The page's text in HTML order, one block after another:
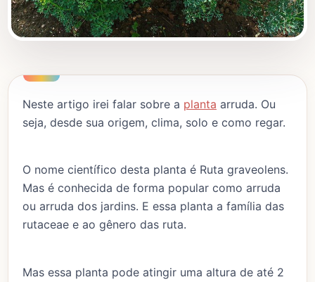
Neste artigo irei falar sobre a planta arruda. Ou
seja, desde sua origem, clima, solo e como regar.
O nome científico desta planta é Ruta graveolens.
Mas é conhecida de forma popular como arruda
ou arruda dos jardins. E essa planta a família das
rutaceae e ao gênero das ruta.
Mas essa planta pode atingir uma altura de até 2